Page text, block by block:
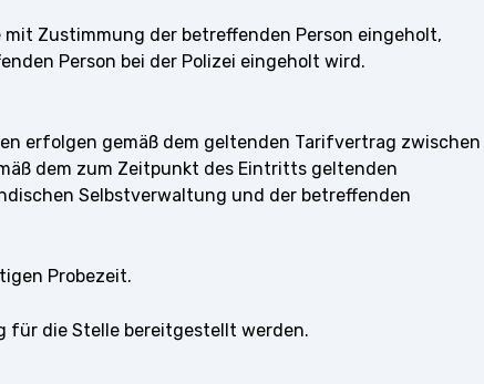
mit Zustimmung der betreffenden Person eingeholt,
Person bei der Polizei eingeholt wird.
erfolgen gemäß dem geltenden Tarifvertrag zwischen
dem zum Zeitpunkt des Eintritts geltenden
Selbstverwaltung und der betreffenden
Probezeit.
für die Stelle bereitgestellt werden.